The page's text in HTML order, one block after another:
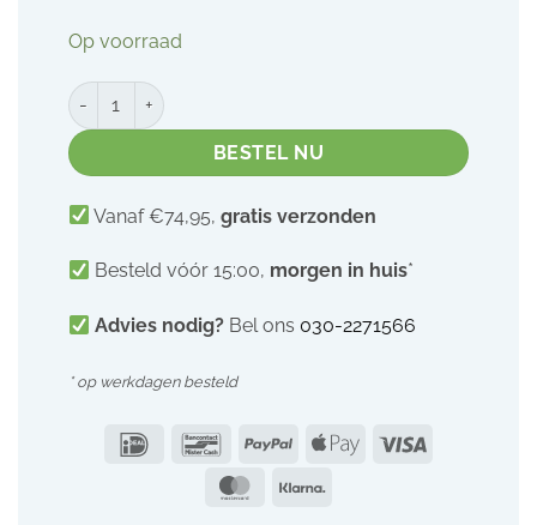
Op voorraad
Haakaa hulpset borstvoeding | silicone feeding tube set |
BESTEL NU
Vanaf €74,95,gratis verzonden
Besteld vóór 15:00, morgen in huis*
Advies nodig? Bel ons 030-2271566
* op werkdagen besteld
IDeal Bancontact
PayPal Apple
Visa
MasterCard
Klarna